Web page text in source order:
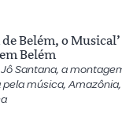
Belém, o
Belém
Santana, a
música,